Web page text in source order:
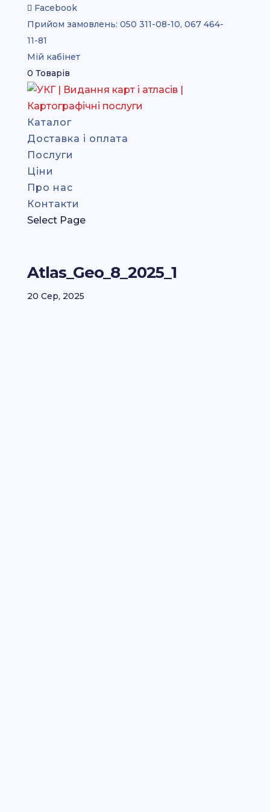
Facebook
Прийом замовлень: 050 311-08-10, 067 464-
11-81
Мій кабінет
0 Товарів
Каталог
Доставка і оплата
Послуги
Ціни
Про нас
Контакти
Select Page
Atlas_Geo_8_2025_1
20 Сер, 2025